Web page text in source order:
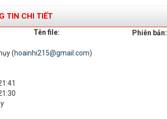
TIN CHI TIẾT
Tên file:
Phiên bản:
(hoainhi215@gmail.com)